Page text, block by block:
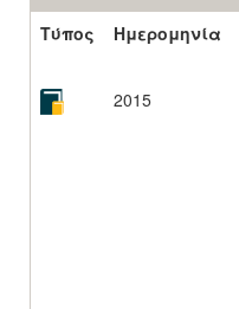
Τύπος
Ημερομηνία
2015